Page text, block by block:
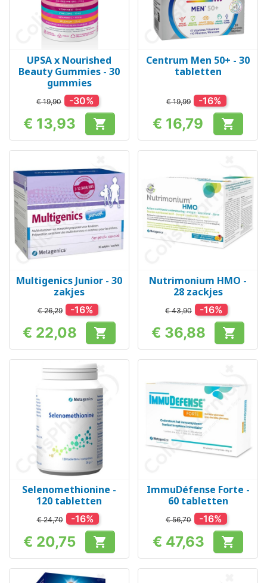
UPSA x Nourished
Beauty Gummies - 30
gummies
€ 19,90 -30%
Prijs
€ 13,93 
Centrum Men 50+ - 30
tabletten
€ 19,99 -16%
Prijs
€ 16,79 
Multigenics Junior - 30
zakjes
€ 26,29 -16%
Prijs
€ 22,08 
Nutrimonium HMO -
28 zackjes
€ 43,90 -16%
Prijs
€ 36,88 
Selenomethionine -
120 tabletten
€ 24,70 -16%
Prijs
€ 20,75 
ImmuDéfense Forte -
60 tabletten
€ 56,70 -16%
Prijs
€ 47,63 